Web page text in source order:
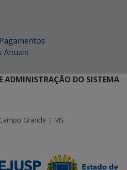
Anuais
ADMINISTRAÇÃO DO SISTEMA
Grande | MS